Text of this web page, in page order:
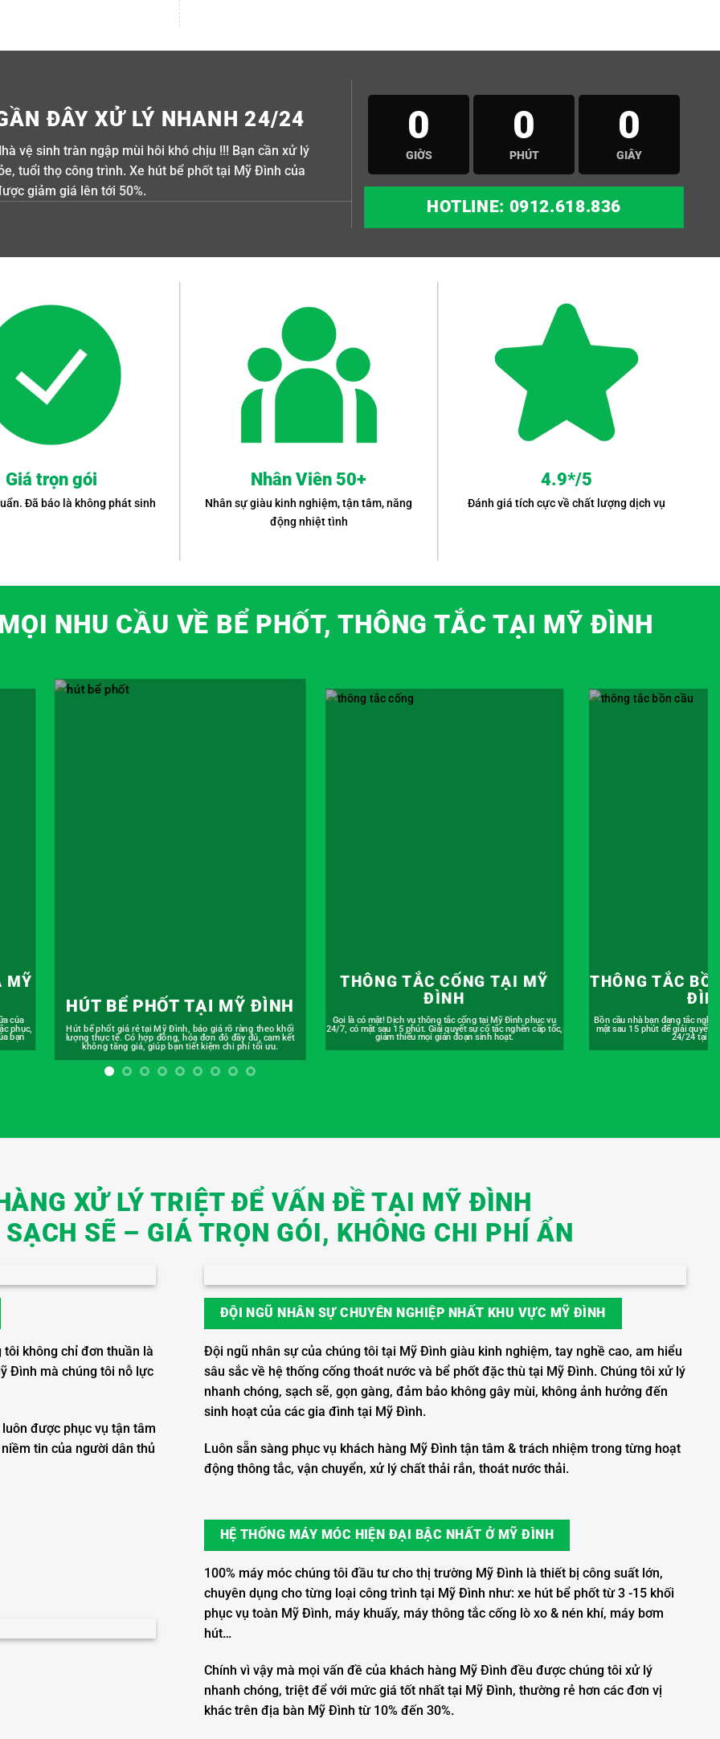
ĐÂY XỬ LÝ NHANH 24/24
vệ sinh tràn ngập mùi hôi khó chịu !!! Bạn cần xử lý
tuổi thọ công trình. Xe hút bể phốt tại Mỹ Đình của
giảm giá lên tới 50%.
0
GIỜS
0
PHÚT
0
GIÂY
HOTLINE: 0912.618.836
Giá trọn gói
Đã báo là không phát sinh
Nhân Viên 50+
Nhân sự giàu kinh nghiệm, tận tâm, năng
động nhiệt tình
4.9*/5
Đánh giá tích cực về chất lượng dịch vụ
NHU CẦU VỀ BỂ PHỐT, THÔNG TẮC TẠI MỸ ĐÌNH
khối
kết
ĐÌNH
Gọi là có mặt! Dịch vụ thông tắc cống tại Mỹ Đình phục vụ
24/7, có mặt sau 15 phút. Giải quyết sự cố tắc nghẽn cấp tốc,
giảm thiểu mọi gián đoạn sinh hoạt.
THÔNG TẮC BỒN CẦU TẠI MỸ
ĐÌNH
Bồn cầu nhà bạn đang tắc nghẽn? Đừng lo, chúng tôi sẽ có
mặt sau 15 phút để giải quyết dứt điểm. Phục vụ khẩn cấp
24/24 tại Mỹ Đình.
THÔNG TẮC
MỸ
An tâm nấu nướng với dịch vụ
Đình có bảo hành. Mọi vấn đề
chúng tôi kiểm tra lại
XỬ LÝ TRIỆT ĐỂ VẤN ĐỀ TẠI MỸ ĐÌNH
SẼ – GIÁ TRỌN GÓI, KHÔNG CHI PHÍ ẨN
không chỉ đơn thuần là
Đình mà chúng tôi nỗ lực
được phục vụ tận tâm
tin của người dân thủ
ĐỘI NGŨ NHÂN SỰ CHUYÊN NGHIỆP NHẤT KHU VỰC MỸ ĐÌNH
Đội ngũ nhân sự của chúng tôi tại Mỹ Đình giàu kinh nghiệm, tay nghề cao, am hiểu
sâu sắc về hệ thống cống thoát nước và bể phốt đặc thù tại Mỹ Đình. Chúng tôi xử lý
nhanh chóng, sạch sẽ, gọn gàng, đảm bảo không gây mùi, không ảnh hưởng đến
sinh hoạt của các gia đình tại Mỹ Đình.
Luôn sẵn sàng phục vụ khách hàng Mỹ Đình tận tâm & trách nhiệm trong từng hoạt
động thông tắc, vận chuyển, xử lý chất thải rắn, thoát nước thải.
HỆ THỐNG MÁY MÓC HIỆN ĐẠI BẬC NHẤT Ở MỸ ĐÌNH
100% máy móc chúng tôi đầu tư cho thị trường Mỹ Đình là thiết bị công suất lớn,
chuyên dụng cho từng loại công trình tại Mỹ Đình như: xe hút bể phốt từ 3 -15 khối
phục vụ toàn Mỹ Đình, máy khuấy, máy thông tắc cống lò xo & nén khí, máy bơm
hút…
Chính vì vậy mà mọi vấn đề của khách hàng Mỹ Đình đều được chúng tôi xử lý
nhanh chóng, triệt để với mức giá tốt nhất tại Mỹ Đình, thường rẻ hơn các đơn vị
khác trên địa bàn Mỹ Đình từ 10% đến 30%.